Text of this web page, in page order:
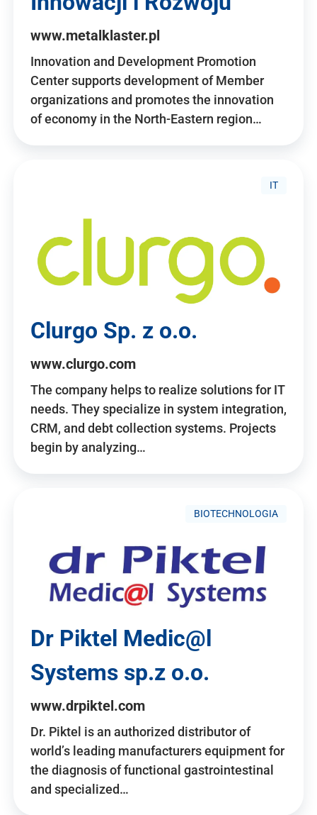
www.metalklaster.pl
Innovation and Development Promotion
Center supports development of Member
organizations and promotes the innovation
of economy in the North-Eastern region…
IT
Clurgo Sp. z o.o.
www.clurgo.com
The company helps to realize solutions for IT
needs. They specialize in system integration,
CRM, and debt collection systems. Projects
begin by analyzing…
BIOTECHNOLOGIA
Dr Piktel Medic@l
Systems sp.z o.o.
www.drpiktel.com
Dr. Piktel is an authorized distributor of
world’s leading manufacturers equipment for
the diagnosis of functional gastrointestinal
and specialized…